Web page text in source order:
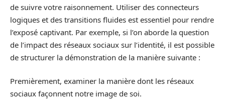
de suivre votre raisonnement. Utiliser des connecteurs
logiques et des transitions fluides est essentiel pour rendre
l’exposé captivant. Par exemple, si l’on aborde la question
de l’impact des réseaux sociaux sur l’identité, il est possible
de structurer la démonstration de la manière suivante :
Premièrement, examiner la manière dont les réseaux
sociaux façonnent notre image de soi.